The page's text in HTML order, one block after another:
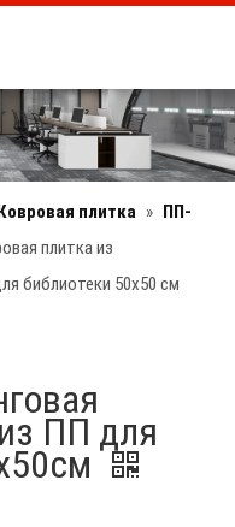
Ковровая плитка »
ПП-
плитка из
библиотеки 50x50 см
ПП для